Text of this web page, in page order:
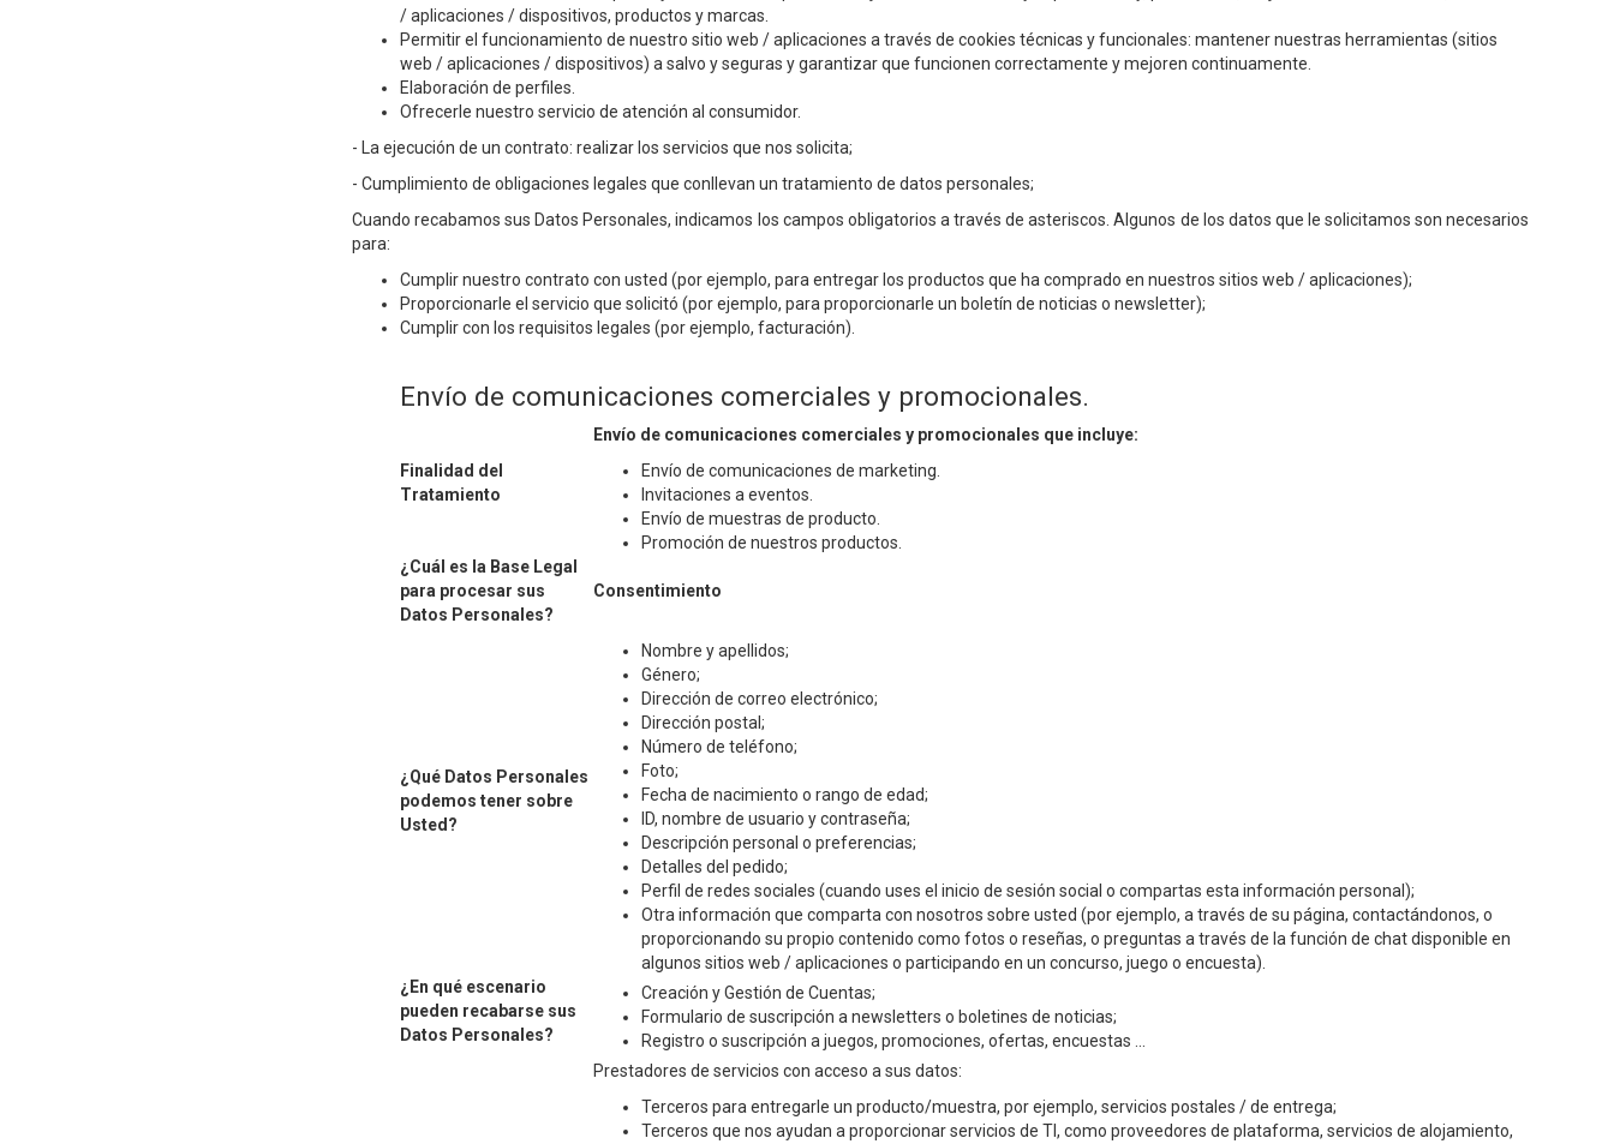
/ aplicaciones / dispositivos, productos y marcas.
Permitir el funcionamiento de nuestro sitio web / aplicaciones a través de cookies técnicas y funcionales: mantener nuestras herramientas (sitios
web / aplicaciones / dispositivos) a salvo y seguras y garantizar que funcionen correctamente y mejoren continuamente.
Elaboración de perfiles.
Ofrecerle nuestro servicio de atención al consumidor.
- La ejecución de un contrato: realizar los servicios que nos solicita;
- Cumplimiento de obligaciones legales que conllevan un tratamiento de datos personales;
Cuando recabamos sus Datos Personales, indicamos los campos obligatorios a través de asteriscos. Algunos de los datos que le solicitamos son necesarios
para:
Cumplir nuestro contrato con usted (por ejemplo, para entregar los productos que ha comprado en nuestros sitios web / aplicaciones);
Proporcionarle el servicio que solicitó (por ejemplo, para proporcionarle un boletín de noticias o newsletter);
Cumplir con los requisitos legales (por ejemplo, facturación).
Envío de comunicaciones comerciales y promocionales.
Finalidad del
Tratamiento
Envío de comunicaciones comerciales y promocionales que incluye:
Envío de comunicaciones de marketing.
Invitaciones a eventos.
Envío de muestras de producto.
Promoción de nuestros productos.
¿Cuál es la Base Legal
para procesar sus
Datos Personales?
Consentimiento
¿Qué Datos Personales
podemos tener sobre
Usted?
Nombre y apellidos;
Género;
Dirección de correo electrónico;
Dirección postal;
Número de teléfono;
Foto;
Fecha de nacimiento o rango de edad;
ID, nombre de usuario y contraseña;
Descripción personal o preferencias;
Detalles del pedido;
Perfil de redes sociales (cuando uses el inicio de sesión social o compartas esta información personal);
Otra información que comparta con nosotros sobre usted (por ejemplo, a través de su página, contactándonos, o
proporcionando su propio contenido como fotos o reseñas, o preguntas a través de la función de chat disponible en
algunos sitios web / aplicaciones o participando en un concurso, juego o encuesta).
¿En qué escenario
pueden recabarse sus
Datos Personales?
Creación y Gestión de Cuentas;
Formulario de suscripción a newsletters o boletines de noticias;
Registro o suscripción a juegos, promociones, ofertas, encuestas ...
Prestadores de servicios con acceso a sus datos:
Terceros para entregarle un producto/muestra, por ejemplo, servicios postales / de entrega;
Terceros que nos ayudan a proporcionar servicios de TI, como proveedores de plataforma, servicios de alojamiento,